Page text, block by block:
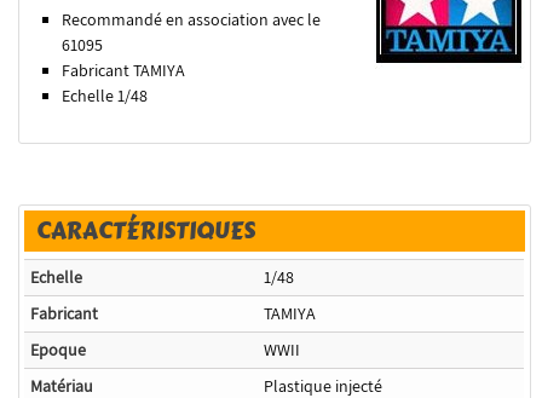
Recommandé en association avec le
61095
Fabricant TAMIYA
Echelle 1/48
CARACTÉRISTIQUES
Echelle
1/48
Fabricant
TAMIYA
Epoque
WWII
Matériau
Plastique injecté